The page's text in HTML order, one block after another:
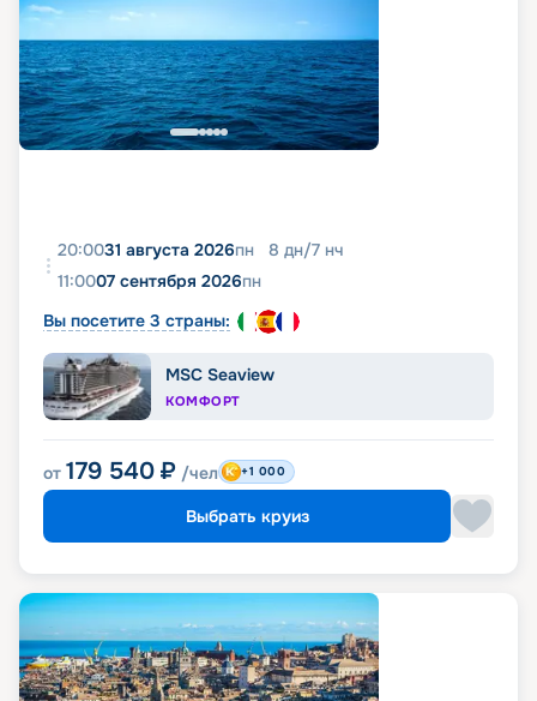
20:0031 августа 2026пн 8 дн/7 нч
11:0007 сентября 2026пн
Вы посетите 3 страны:
MSC Seaview
КОМФОРТ
от 179 540 ₽ /чел +1 000
Выбрать круиз